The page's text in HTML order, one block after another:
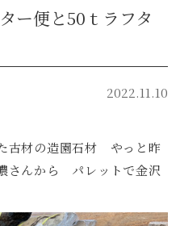
ー便と50ｔラフタ
2022.11.10
古材の造園石材 やっと昨
さんから パレットで金沢